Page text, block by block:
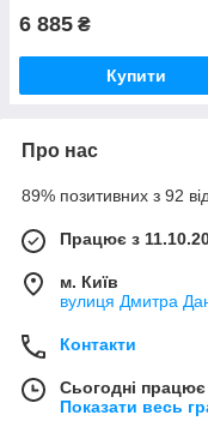
6 885 ₴
Купити
Про нас
89% позитивних з 92
Працює з
м. Київ
вулиця Дмитра
Контакти
Сьогодні
Показати весь